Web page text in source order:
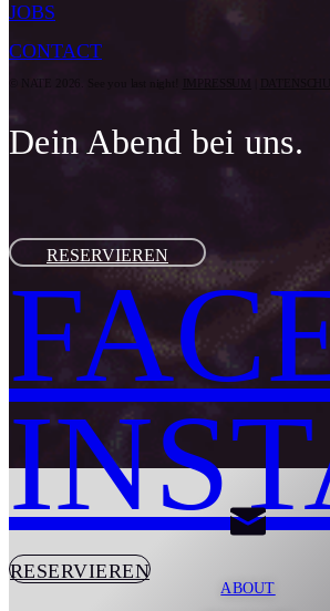
JOBS
CONTACT
© NATE 2026. See you last night! IMPRESSUM
Dein Abend bei uns.
RESERVIEREN
RESERVIEREN
ABOUT